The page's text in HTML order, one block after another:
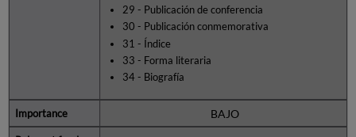
29 - Publicación de conferencia
30 - Publicación conmemorativa
31 - Índice
33 - Forma literaria
34 - Biografía
BAJO